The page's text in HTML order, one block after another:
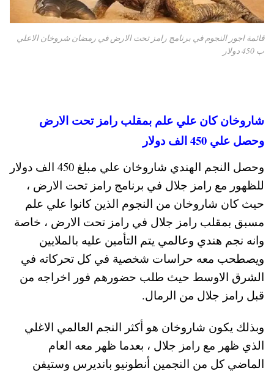
قائمة اجور النجوم في برنامج رامز تحت الارض في رمضان شروخان الاعلي
ب 450 دولار
شاروخان كان علي علم بمقلب رامز تحت الارض
وحصل علي 450 الف دولار
وحصل النجم الهندي شاروخان علي مبلغ 450 الف دولار
للظهور مع رامز جلال في برنامج رامز تحت الارض ،
حيث كان شاروخان من النجوم الذين كانوا علي علم
مسبق بمقلب رامز جلال في رامز تحت الارض ، خاصة
وانه نجم هندي وعالمي يتم التأمين عليه بالملايين
ويصطحب معه حراسات شخصية في كل تحركاته في
الشرق الاوسط حيث طلب حضورهم فور اخراجه من
قبل رامز جلال من الرمال.
وبذلك يكون شاروخان هو أكثر النجم العالمي الاغلي
الذي ظهر مع رامز جلال ، بعدما ظهر معه العام
الماضي كل من النجمين أنطونيو بانديرس وستيفن